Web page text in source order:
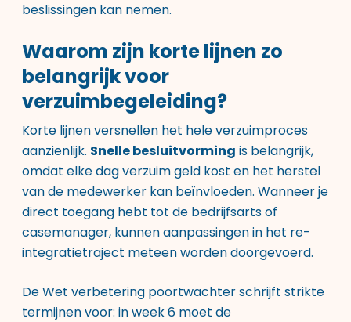
beslissingen kan nemen.
Waarom zijn korte lijnen zo
belangrijk voor
verzuimbegeleiding?
Korte lijnen versnellen het hele verzuimproces
aanzienlijk. Snelle besluitvorming is belangrijk,
omdat elke dag verzuim geld kost en het herstel
van de medewerker kan beïnvloeden. Wanneer je
direct toegang hebt tot de bedrijfsarts of
casemanager, kunnen aanpassingen in het re-
integratietraject meteen worden doorgevoerd.
De Wet verbetering poortwachter schrijft strikte
termijnen voor: in week 6 moet de